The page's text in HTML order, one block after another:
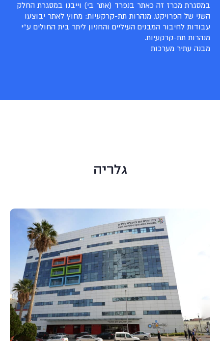
במסגרת מכרז זה כאתר בנפרד (אתר בי) וייבנו במסגרת החלק
השני של הפרויקט. מנהרות תת-קרקעיות: מחוץ לאתר יבוצעו
עבודות לחיבור המבנים העיליים והחניון ליתר בית החולים ע״י
מנהרות תת-קרקעיות.
מבנה עתיר מערכות
גלריה